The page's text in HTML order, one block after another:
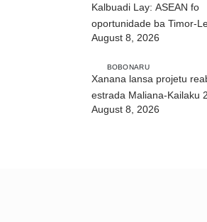
Kalbuadi Lay: ASEAN fo
oportunidade ba Timor-
aselera transformasaun
August 8, 2026
BOBONARU
Xanana lansa projetu
estrada Maliana-Kailaku
August 8, 2026